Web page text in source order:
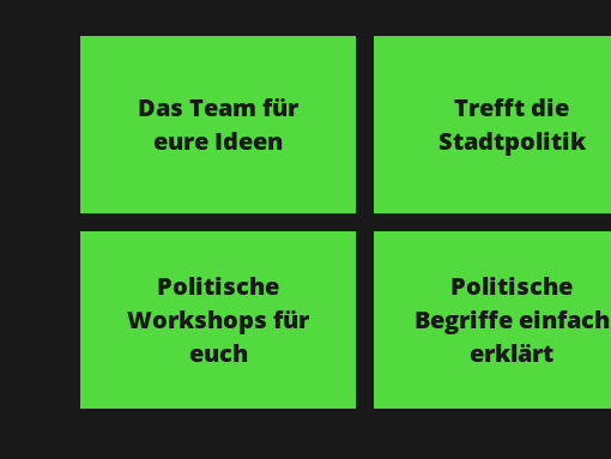
Das Team für
eure Ideen
Trefft die
Stadtpolitik
Politische
Workshops für
euch
Politische
Begriffe einfach
erklärt